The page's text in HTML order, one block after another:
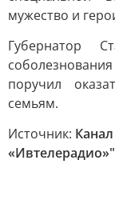
мужество и
Губернатор
поручил
семьям.
Источник:
«Ивтелерадио»"